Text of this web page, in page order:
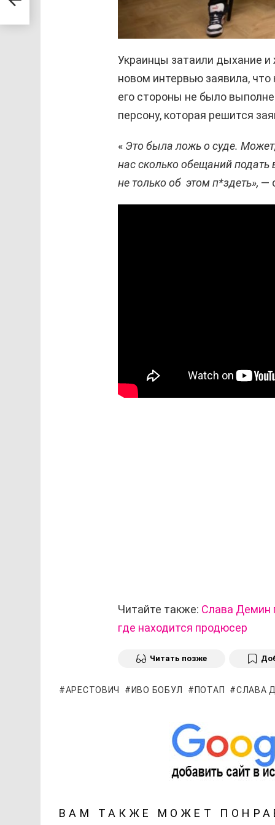
Украинцы затаили дыхание
новом интервью заявила,
его стороны не было
персону, которая решится
« Это была ложь о суде.
нас сколько обещаний подать
не только об этом п*здеть», —
Читайте также: Слава Демин
где находится продюсер
Читать позже
АРЕСТОВИЧ ИВО БОБУЛ ПОТАП СЛАВА
ВАМ ТАКЖЕ МОЖЕТ